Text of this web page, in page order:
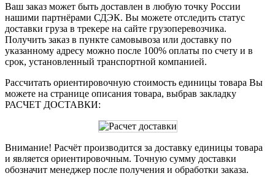
Ваш заказ может быть доставлен в любую точку России
нашими партнёрами СДЭК. Вы можете отследить статус
доставки груза в трекере на сайте грузоперевозчика.
Получить заказ в пункте самовывоза или доставку по
указанному адресу можно после 100% оплаты по счету и в
срок, установленный транспортной компанией.
Рассчитать ориентировочную стоимость единицы товара Вы
можете на странице описания товара, выбрав закладку
РАСЧЕТ ДОСТАВКИ:
Внимание! Расчёт производится за доставку единицы товара
и является ориентировочным. Точную сумму доставки
обозначит менеджер после получения и обработки заказа.